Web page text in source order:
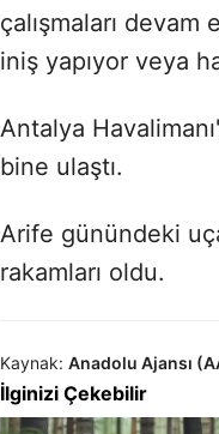
çalışmaları
iniş yapıyor veya
Antalya
bine ulaştı.
Arife günündeki
rakamları oldu.
Kaynak: Anadolu Ajansı